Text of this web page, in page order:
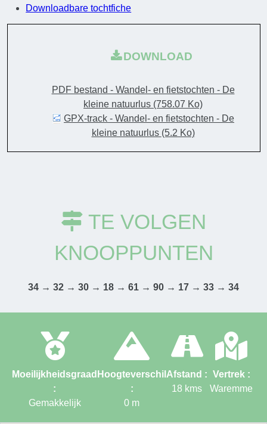
Downloadbare tochtfiche
DOWNLOAD
PDF bestand - Wandel- en fietstochten - De
kleine natuurlus (758.07 Ko)
GPX-track - Wandel- en fietstochten - De
kleine natuurlus (5.2 Ko)
TE VOLGEN
KNOOPPUNTEN
34 → 32 → 30 → 18 → 61 → 90 → 17 → 33 → 34
Moeilijkheidsgraad
:
Gemakkelijk
Hoogteverschil
:
0 m
Afstand :
18 kms
Vertrek :
Waremme